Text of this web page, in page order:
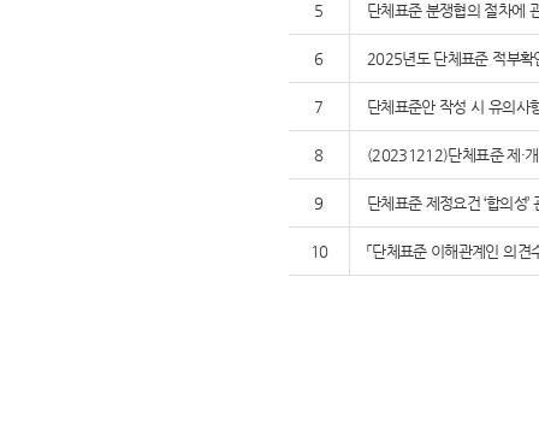
5 단체표준 분쟁협의 절차에
6 2025년도 단체표준 적부확
7 단체표준안 작성 시 유의사
8 (20231212)단체표준 제·
9 단체표준 제정요건 ‘합의성
10 「단체표준 이해관계인 의